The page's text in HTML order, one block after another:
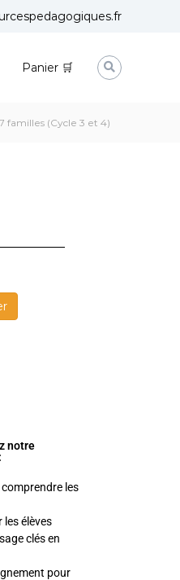
Panier 🛒
familles (Cycle 3 et 4)
notre
les
les élèves
clés en
pour